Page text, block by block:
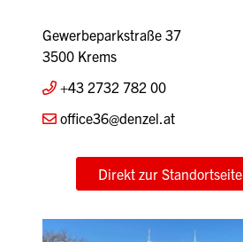
Gewerbeparkstraße 37
3500 Krems
+43 2732 782 00
office36@denzel.at
Direkt zur Standortseite